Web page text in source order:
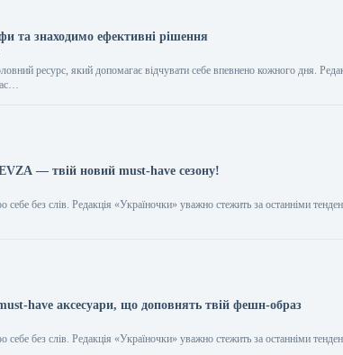
та знаходимо ефективні рішення
ресурс, який допомагає відчувати себе впевнено кожного дня.
— твій новий must-have сезону!
себе без слів. Редакція «Україночки» уважно стежить за останніми
have аксесуари, що доповнять твій фешн-образ
себе без слів. Редакція «Україночки» уважно стежить за останніми